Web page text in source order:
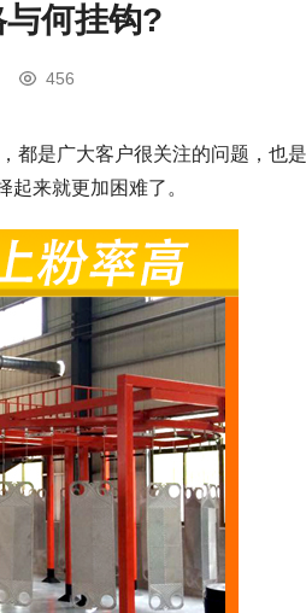
何挂钩?
456
都是广大客户很关注的问题，也
来就更加困难了。